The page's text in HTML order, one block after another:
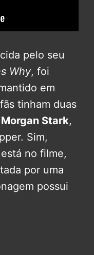
pelo seu
Why, foi
em
tinham duas
Morgan Stark,
Sim,
no filme,
por uma
possui